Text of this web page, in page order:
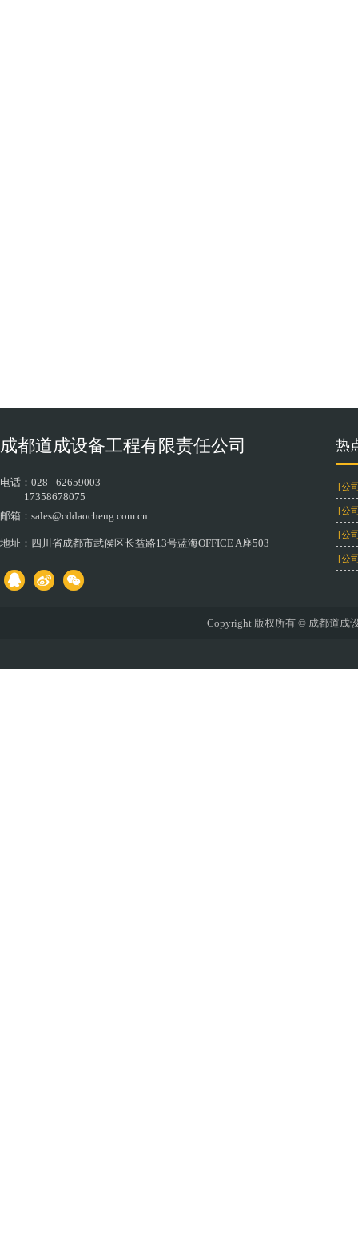
[公
[公
[公
[公
电话： 028 - 62659003
17358678075
邮箱：sales@cddaocheng.com.cn
地址： 四川省成都市武侯区长益路13号蓝海OFFICE A座503
Copyright 版权所有 © 成都道
热
成都道成设备工程有限责任公司